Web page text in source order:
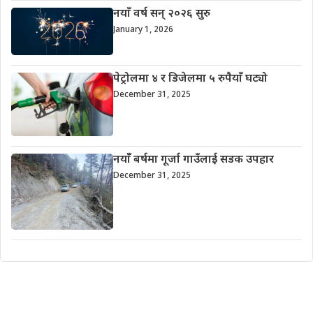
नयाँ वर्ष सन् २०२६ सुरु
January 1, 2026
पेट्रोलमा ४ र डिजेलमा ५ रुपैयाँ घट्यो
December 31, 2025
नयाँँ बर्षमा गूर्जा गाउँलाई सडक उपहार
December 31, 2025